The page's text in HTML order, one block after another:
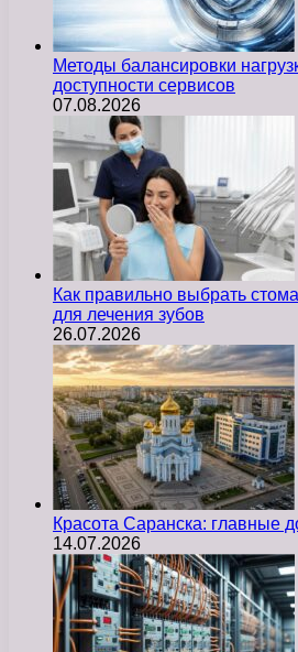
Методы балансировки
доступности сервисов
07.08.2026
Как правильно выбрать
для лечения зубов
26.07.2026
Красота Саранска: главные
14.07.2026